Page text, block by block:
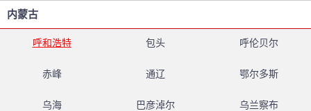
内蒙古
呼和浩特 包头 呼伦贝尔
赤峰 通辽 鄂尔多斯
乌海 巴彦淖尔 乌兰察布